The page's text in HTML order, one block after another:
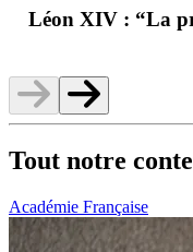
Léon XIV : “La
Tout notre
Académie Française